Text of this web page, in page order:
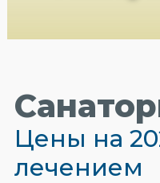
Цены на
лечением